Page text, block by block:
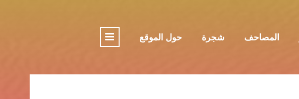
المصاحف شجرة حول الموقع